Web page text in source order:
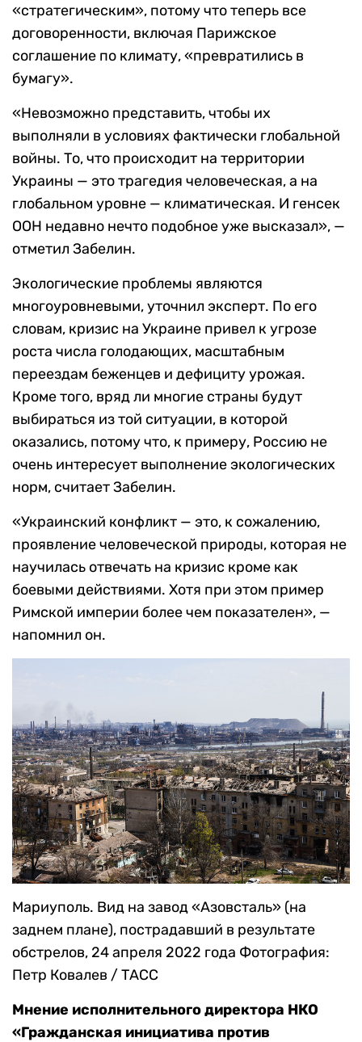
«стратегическим», потому что теперь все
договоренности, включая Парижское
соглашение по климату, «превратились в
бумагу».
«Невозможно представить, чтобы их
выполняли в условиях фактически глобальной
войны. То, что происходит на территории
Украины — это трагедия человеческая, а на
глобальном уровне — климатическая. И генсек
ООН недавно нечто подобное уже высказал», —
отметил Забелин.
Экологические проблемы являются
многоуровневыми, уточнил эксперт. По его
словам, кризис на Украине привел к угрозе
роста числа голодающих, масштабным
переездам беженцев и дефициту урожая.
Кроме того, вряд ли многие страны будут
выбираться из той ситуации, в которой
оказались, потому что, к примеру, Россию не
очень интересует выполнение экологических
норм, считает Забелин.
«Украинский конфликт — это, к сожалению,
проявление человеческой природы, которая не
научилась отвечать на кризис кроме как
боевыми действиями. Хотя при этом пример
Римской империи более чем показателен», —
напомнил он.
Мариуполь. Вид на завод «Азовсталь» (на
заднем плане), пострадавший в результате
обстрелов, 24 апреля 2022 года Фотография:
Петр Ковалев / ТАСС
Мнение исполнительного директора НКО
«Гражданская инициатива против